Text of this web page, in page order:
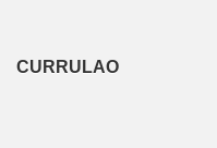
CURRULAO